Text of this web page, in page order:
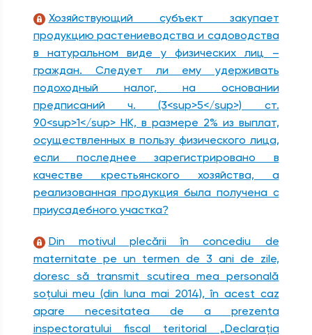
Хозяйствующий субъект закупает
продукцию растениеводства и садоводства
в натуральном виде у физических лиц –
граждан. Следует ли ему удерживать
подоходный налог, на основании
предписаний ч. (3<sup>5</sup>) ст.
90<sup>1</sup> НК, в размере 2% из выплат,
осуществленных в пользу физического лица,
если последнее зарегистрировано в
качестве крестьянского хозяйства, а
реализованная продукция была получена с
приусадебного участка?
Din motivul plecării în concediu de
maternitate pe un termen de 3 ani de zile,
doresc să transmit scutirea mea personală
soţului meu (din luna mai 2014), în acest caz
apare necesitatea de a prezenta
inspectoratului fiscal teritorial „Declaraţia